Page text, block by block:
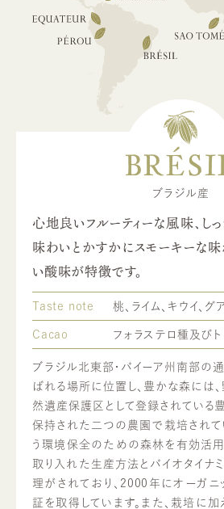
ブラジル産
心地良いフルーティーな風味、し
味わいとかすかにスモーキーな味
い酸味が特徴です。
Taste note 桃、ライム、キウイ、グ
Cacao フォラステロ種及びト
ブラジル北東部・バイーア州南部の
ばれる場所に位置し、豊かな森には
然遺産保護区として登録されている
保持された二つの農園で栽培されて
う環境保全のための森林を有効活
取り入れた生産方法とバイオタイナ
理がされており、2000年にオーガニ
証を取得しています。また、栽培に加